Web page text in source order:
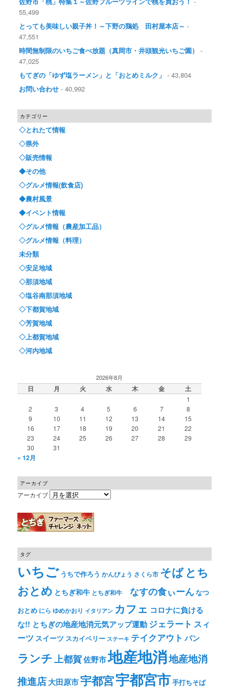
55,499
とっても美味しい親子丼！～下野の鶏処 田村屋本店～ -
47,551
時間無制限のいちご食べ放題（真岡市・井頭観光いちご園）
-
47,025
もてぎの「ゆず塩ラーメン」と「おとめミルク」 - 43,804
お問い合わせ - 40,992
カテゴリー
◇とれたて情報
◇県外
◇販売情報
◆その他
◇グルメ情報(飲食店)
◆農村風景
◆イベント情報
◇グルメ情報（農産加工品）
◇グルメ情報（料理）
未分類
◇安足地域
◇那須地域
◇塩谷南那須地域
◇下都賀地域
◇芳賀地域
◇上都賀地域
◇河内地域
2026年8月
日 月 火 水 木 金 土
1
2
3 4 5 6 7
8
9
10 11 12 13 14
15
16
17 18 19 20 21
22
23
24 25 26 27 28
29
30
31
« 12月
アーカイブ
アーカイブ
タグ
いちご うちで作ろう かんぴょう さくら市 そばとち
おとめ とちぎ和牛 とちぎ和牛 なすの食ぃーんなつ
おとめ にら ゆめかおり イタリアン カフェ コロナに負ける
な!! とちぎの地産地消元気アップ運動ジェラート スィ
ーツ スイーツ スカイベリー ステーキ テイクアウト パン
ランチ上都賀佐野市地産地消地産地消
推進店大田原市宇都宮宇都宮市手打ちそば